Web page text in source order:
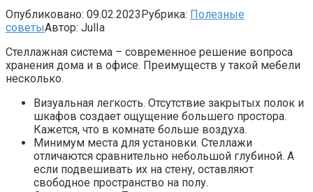
Опубликовано: 09.02.2023Рубрика: Полезные
советыАвтор: JulIa
Стеллажная система – современное решение вопроса
хранения дома и в офисе. Преимуществ у такой мебели
несколько.
Визуальная легкость. Отсутствие закрытых полок и
шкафов создает ощущение большего простора.
Кажется, что в комнате больше воздуха.
Минимум места для установки. Стеллажи
отличаются сравнительно небольшой глубиной. А
если подвешивать их на стену, оставляют
свободное пространство на полу.